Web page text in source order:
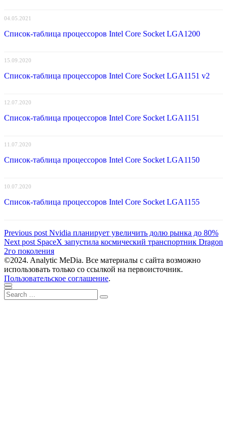
04.05.2021
Список-таблица процессоров Intel Core Socket LGA1200
15.09.2020
Список-таблица процессоров Intel Core Socket LGA1151 v2
12.07.2020
Список-таблица процессоров Intel Core Socket LGA1151
11.07.2020
Список-таблица процессоров Intel Core Socket LGA1150
10.07.2020
Список-таблица процессоров Intel Core Socket LGA1155
Навигация
по
записям
Previous post Previous
post:
Nvidia планирует увеличить долю рынка до 80%
Next post Next
post:
SpaceX запустила космический транспортник Dragon
2го поколения
©2024. Analytic MeDia. Все материалы с сайта возможно
использовать только со ссылкой на первоисточник.
Пользовательское соглашение.
Scroll
to
Close
Search
for:
Search